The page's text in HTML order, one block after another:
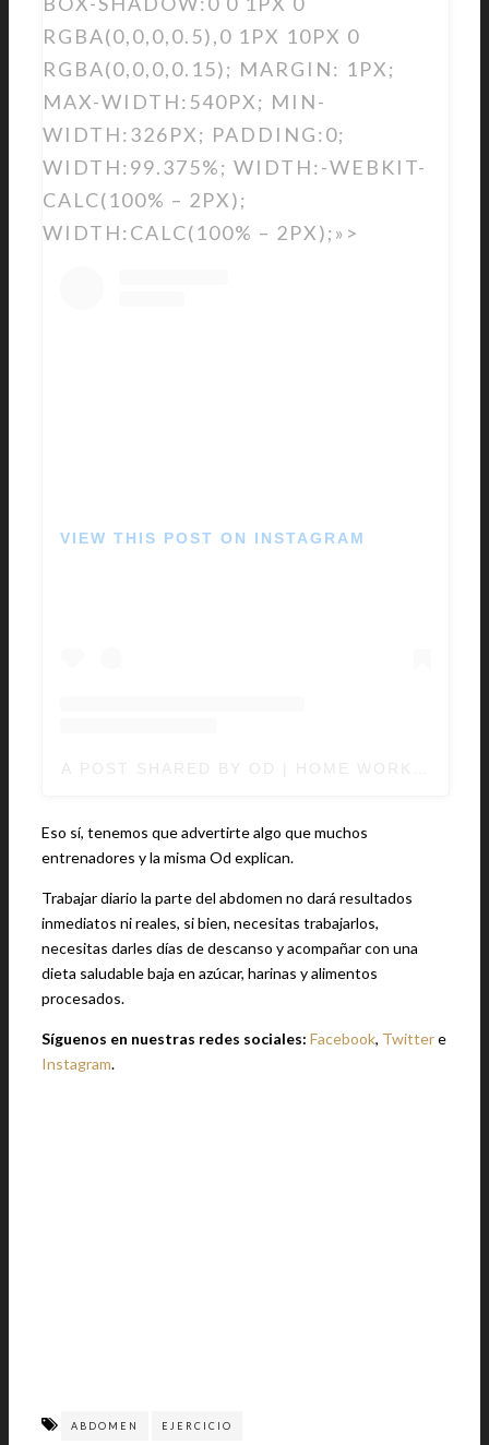
RGBA(0,0,0,0.5),0 1PX 10PX 0
RGBA(0,0,0,0.15); MARGIN: 1PX;
MAX-WIDTH:540PX; MIN-
WIDTH:326PX; PADDING:0;
WIDTH:99.375%; WIDTH:-WEBKIT-
CALC(100% – 2PX);
WIDTH:CALC(100% – 2PX);»>
VIEW THIS POST ON INSTAGRAM
Eso sí, tenemos que advertirte algo que muchos
entrenadores y la misma Od explican.
Trabajar diario la parte del abdomen no dará resultados
inmediatos ni reales, si bien, necesitas trabajarlos,
necesitas darles días de descanso y acompañar con una
dieta saludable baja en azúcar, harinas y alimentos
procesados.
Síguenos en nuestras redes sociales: Facebook, Twittere
Instagram.
ABDOMEN EJERCICIO